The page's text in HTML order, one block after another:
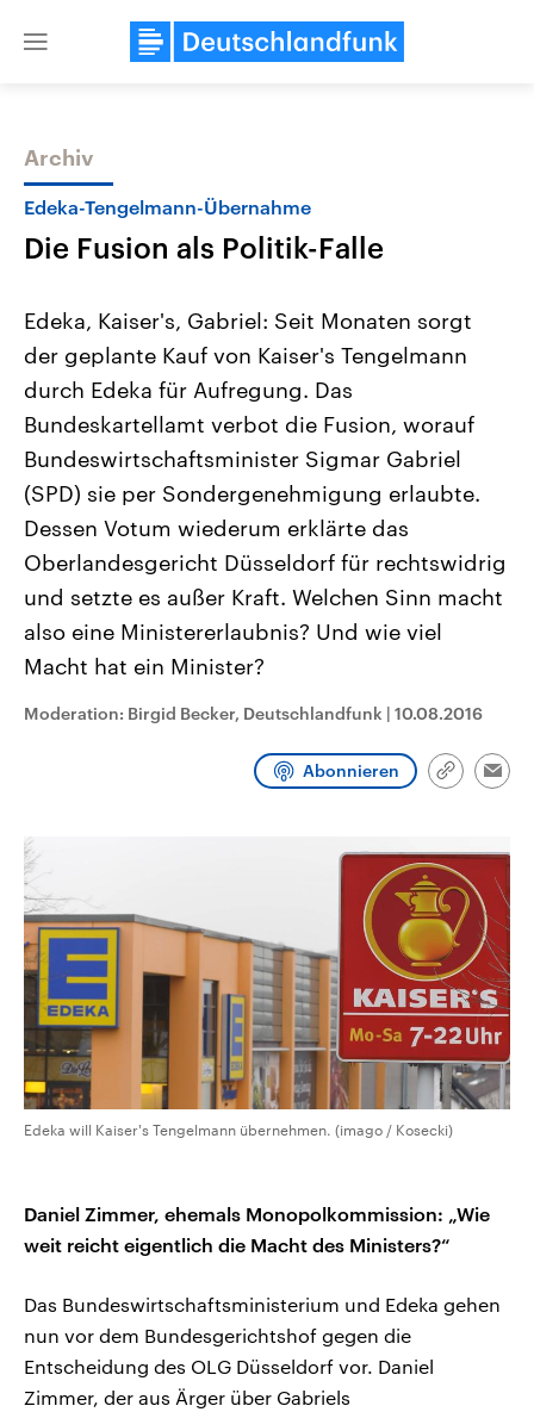
Close
Themen
Landtagswahl Sachsen-Anhalt
2026
Alle Informationen
Sachsen-Anhalt wählt am 6.
September 2026 einen neuen
Landtag. Seit 2021 wird das
Bundesland von einer Koalition aus
Umfragen, Prognosen,
Wahlprogramme, aktuelle Berichte
und Hintergründe zu den Parteien
und Kandidaten der anstehenden
Wahl.
USA
Aktuelle Beiträge,
Hintergründe
Wirtschaftlich und
gehören die Vereinigten
den mächtigsten Ländern
mit großem Einfluss auf
Sendungen Programm Podcasts
Audio-Archiv
Archiv
Edeka-Tengelmann-Übernahme
Die Fusion als Politik-Falle
Edeka, Kaiser's, Gabriel: Seit Monaten sorgt
der geplante Kauf von Kaiser's Tengelmann
durch Edeka für Aufregung. Das
Bundeskartellamt verbot die Fusion, worauf
Bundeswirtschaftsminister Sigmar Gabriel
(SPD) sie per Sondergenehmigung erlaubte.
Dessen Votum wiederum erklärte das
Oberlandesgericht Düsseldorf für rechtswidrig
und setzte es außer Kraft. Welchen Sinn macht
also eine Ministererlaubnis? Und wie viel
Macht hat ein Minister?
Moderation: Birgid Becker, Deutschlandfunk | 10.08.2016
Abonnieren
Link
Edeka will Kaiser's Tengelmann übernehmen. (imago / Kosecki)
Daniel Zimmer, ehemals Monopolkommission: „Wie
weit reicht eigentlich die Macht des Ministers?“
Das Bundeswirtschaftsministerium und Edeka gehen
nun vor dem Bundesgerichtshof gegen die
Entscheidung des OLG Düsseldorf vor. Daniel
Zimmer, der aus Ärger über Gabriels